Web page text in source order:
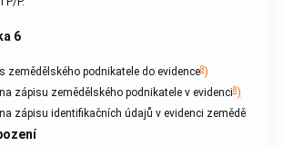
6
zemědělského podnikatele do evidence8)
zápisu zemědělského podnikatele v evidenci8)
zápisu identifikačních údajů v evidenci zemědělského